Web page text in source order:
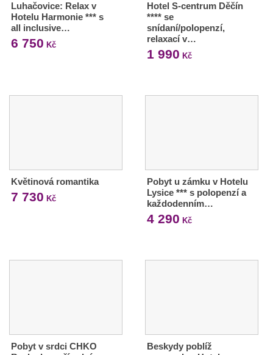
Luhačovice: Relax v
Hotelu Harmonie *** s
all inclusive…
6 750 Kč
Hotel S-centrum Děčín
**** se
snídaní/polopenzí,
relaxací v…
1 990 Kč
Květinová romantika
7 730 Kč
Pobyt u zámku v Hotelu
Lysice *** s polopenzí a
každodenním…
4 290 Kč
Pobyt v srdci CHKO
Beskydy poblíž